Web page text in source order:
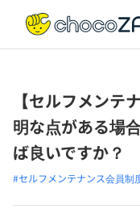
【セルフメンテ
明な点がある場
ば良いですか？
#セルフメンテナンス会員制